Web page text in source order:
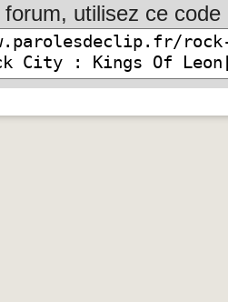
utilisez ce code